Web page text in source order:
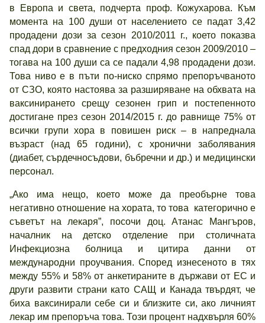
в Европа и света, подчерта проф. Кожухарова. Към
момента на 100 души от населението се падат 3,42
продадени дози за сезон 2010/2011 г., което показва
спад дори в сравнение с предходния сезон 2009/2010 –
тогава на 100 души са се падали 4,98 продадени дози.
Това ниво е в пъти по-ниско спрямо препоръчваното
от СЗО, която настоява за разширяване на обхвата на
ваксинирането срещу сезонен грип и постепенното
достигане през сезон 2014/2015 г. до равнище 75% от
всички групи хора в повишен риск – в напреднала
възраст (над 65 години), с хронични заболявания
(диабет, сърдечносъдови, бъбречни и др.) и медицински
персонал.
„Ако има нещо, което може да преобърне това
негативно отношение на хората, то това категорично е
съветът на лекаря”, посочи доц. Атанас Мангъров,
началник на детско отделение при столичната
Инфекциозна болница и цитира данни от
международни проучвания. Според изнесеното в тях
между 55% и 58% от анкетираните в държави от ЕС и
други развити страни като САЩ и Канада твърдят, че
биха ваксинирали себе си и близките си, ако личният
лекар им препоръча това. Този процент надхвърля 60%